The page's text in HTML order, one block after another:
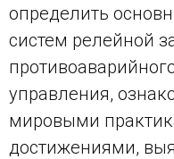
определить
систем релейной
управления,
мировыми
достижениями,